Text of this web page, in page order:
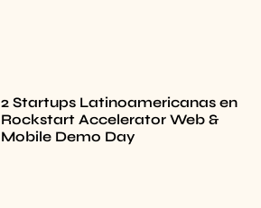
2 Startups Latinoamericanas en
Rockstart Accelerator Web &
Mobile Demo Day